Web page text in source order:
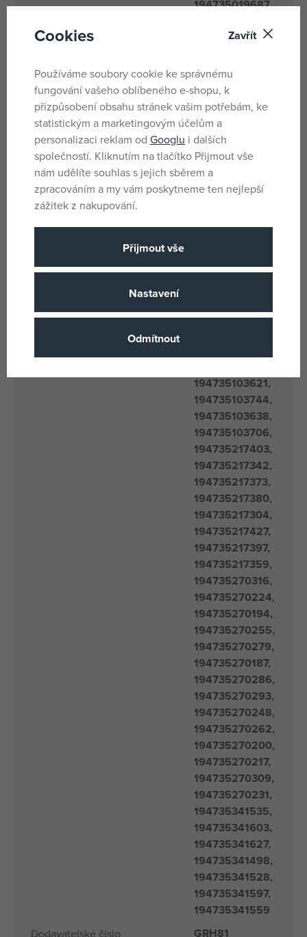
194735019687,
194735019588,
194735019656,
194735019571,
194735019649,
194735019557,
194735019595,
194735019601,
194735019632,
194735019670,
194735103683,
194735103751,
194735103621,
194735103744,
194735103638,
194735103706,
194735217403,
194735217342,
194735217373,
194735217380,
194735217304,
194735217427,
194735217397,
194735217359,
194735270316,
194735270224,
194735270194,
194735270255,
194735270279,
194735270187,
194735270286,
194735270293,
194735270248,
194735270262,
194735270200,
194735270217,
194735270309,
194735270231,
194735341535,
194735341603,
194735341627,
194735341498,
194735341528,
194735341597,
194735341559
Dodavatelské číslo GRH81
Cookies Zavřít
Používáme soubory cookie ke správnému
fungování vašeho oblíbeného e-shopu, k
přizpůsobení obsahu stránek vašim potřebám, ke
statistickým a marketingovým účelům a
personalizaci reklam od Googlu i dalších
společností. Kliknutím na tlačítko Přijmout vše
nám udělíte souhlas s jejich sběrem a
zpracováním a my vám poskytneme ten nejlepší
zážitek z nakupování.
Přijmout vše
Nastavení
Odmítnout